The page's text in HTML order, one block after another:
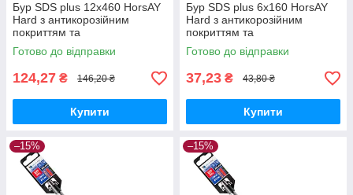
Бур SDS plus 12х460 HorsAY
Hard з антикорозійним
покриттям та
твердосплавною напайкою
YG8C
Готово до відправки
124,27 ₴ 146,20 ₴
Купити
Бур SDS plus 6х160 HorsAY
Hard з антикорозійним
покриттям та
твердосплавною напайкою
YG8C
Готово до відправки
37,23 ₴ 43,80 ₴
Купити
–15% –15%